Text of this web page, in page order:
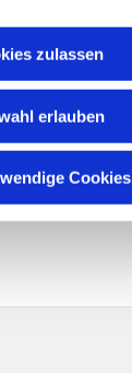
zulassen
erlauben
Cookies